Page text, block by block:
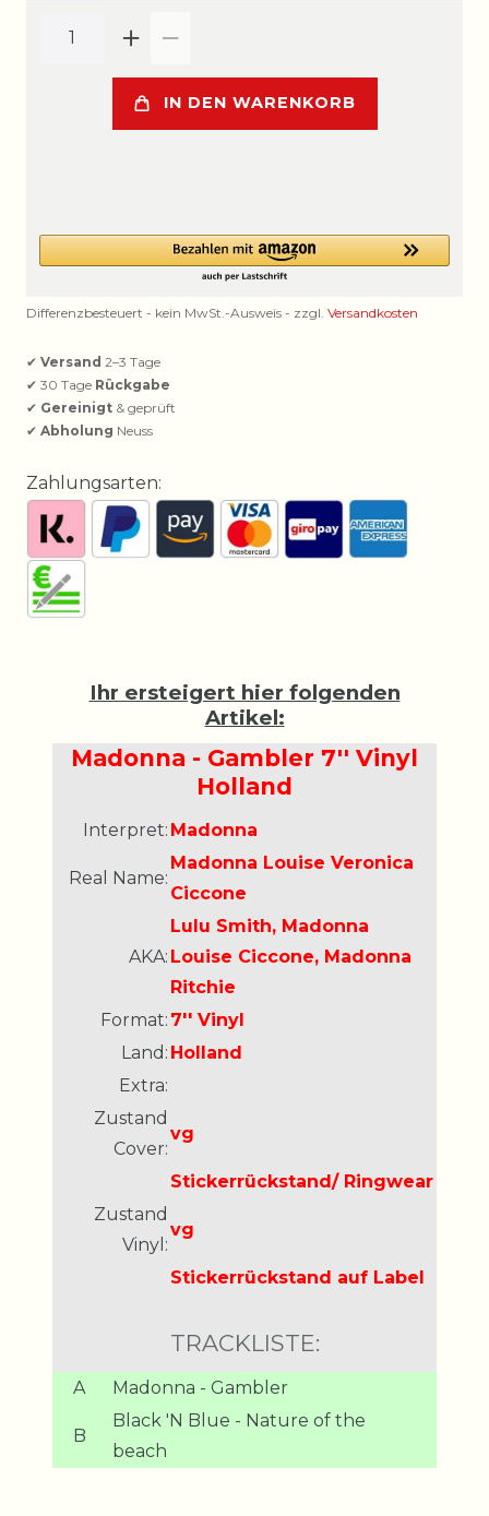
IN DEN WARENKORB
Differenzbesteuert - kein MwSt.-Ausweis - zzgl. Versandkosten
✔ Versand 2–3 Tage
✔ 30 Tage Rückgabe
✔ Gereinigt & geprüft
✔ Abholung Neuss
Zahlungsarten:
Ihr ersteigert hier folgenden
Artikel:
Madonna - Gambler 7'' Vinyl
Holland
Interpret: Madonna
Real Name:
Madonna Louise Veronica
Ciccone
AKA:
Lulu Smith, Madonna
Louise Ciccone, Madonna
Ritchie
Format: 7'' Vinyl
Land: Holland
Extra:
Zustand
Cover:
vg
Stickerrückstand/ Ringwear
Zustand
Vinyl:
vg
Stickerrückstand auf Label
TRACKLISTE:
A Madonna - Gambler
B
Black 'N Blue - Nature of the
beach